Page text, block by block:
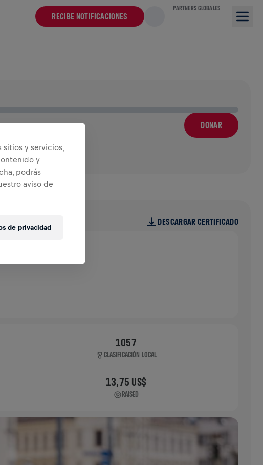
RECIBE NOTIFICACIONES
PARTNERS GLOBALES
DONAR
va a
DESCARGAR CERTIFICADO
1057
CLASIFICACIÓN LOCAL
13,75 US$
RAISED
y servicios,
y
podrás
aviso de
de privacidad